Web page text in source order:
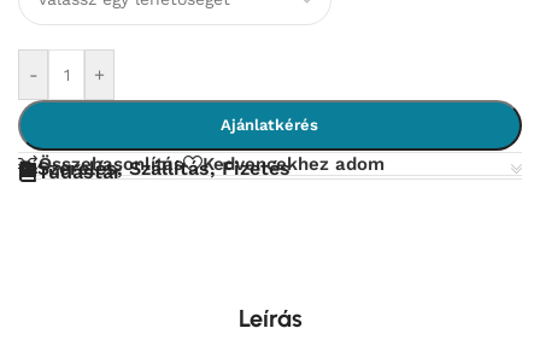
- +
Ajánlatkérés
Összehasonlítás Kedvencekhez adom
Szerelés, Szállítás, Fizetés
Tudástár
Leírás